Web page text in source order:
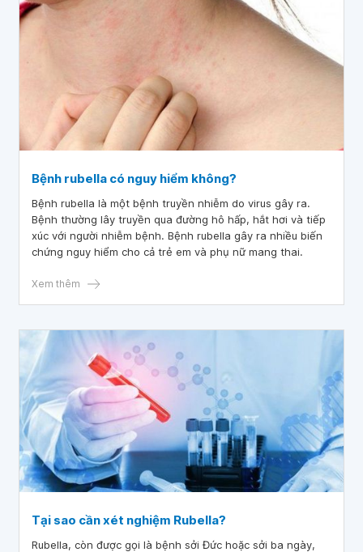
Bệnh rubella có nguy hiểm không?
Bệnh rubella là một bệnh truyền nhiễm do virus gây ra.
Bệnh thường lây truyền qua đường hô hấp, hắt hơi và tiếp
xúc với người nhiễm bệnh. Bệnh rubella gây ra nhiều biến
chứng nguy hiểm cho cả trẻ em và phụ nữ mang thai.
Xem thêm
Tại sao cần xét nghiệm Rubella?
Rubella, còn được gọi là bệnh sởi Đức hoặc sởi ba ngày,